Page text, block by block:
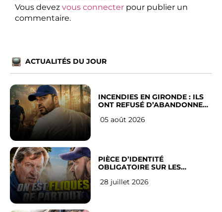
Vous devez vous connecter pour publier un
commentaire.
ACTUALITÉS DU JOUR
INCENDIES EN GIRONDE : ILS
ONT REFUSÉ D’ABANDONNER
05 août 2026
PIÈCE D’IDENTITÉ
OBLIGATOIRE SUR LES
Français
28 juillet 2026